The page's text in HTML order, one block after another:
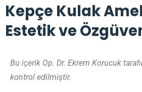
Kepçe Kulak
Estetik ve
Bu içerik Op. Dr. Ekrem Korucuk
kontrol edilmiştir.